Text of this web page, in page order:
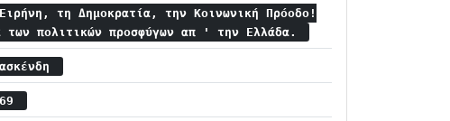
τη Δημοκρατία, την Κοινωνική Πρόοδο!
των πολιτικών προσφύγων απ ' την Ελλάδα.